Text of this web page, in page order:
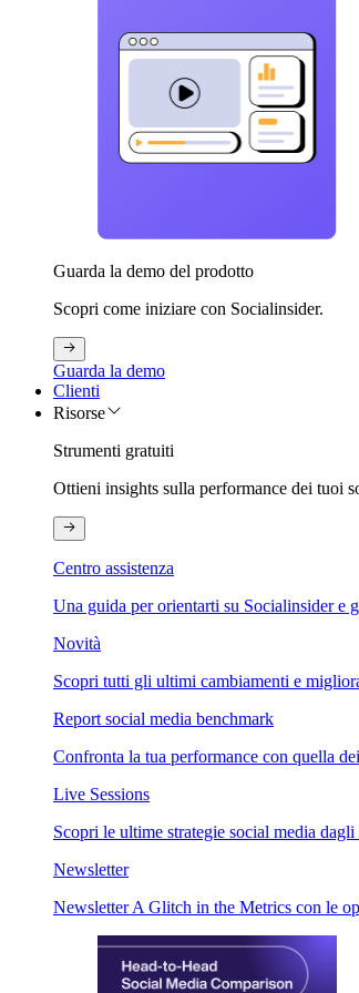
Guarda la demo del prodotto
Scopri come iniziare con Socialinsider.
Guarda la demo
Clienti
Risorse
Strumenti gratuiti
Ottieni insights sulla performance dei tuoi
Centro assistenza
Una guida per orientarti su Socialinsider e
Novità
Scopri tutti gli ultimi cambiamenti e
Report social media benchmark
Confronta la tua performance con quella
Live Sessions
Scopri le ultime strategie social media dagli
Newsletter
Newsletter A Glitch in the Metrics con le